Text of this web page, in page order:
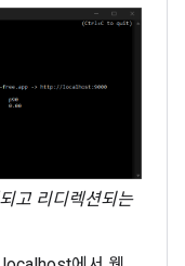
고 리디렉션되는